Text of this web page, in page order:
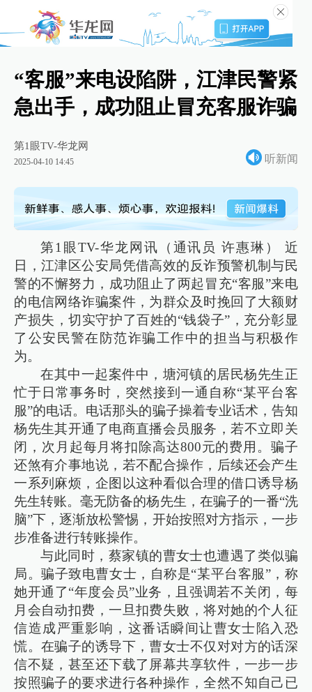
“客服”来电设陷阱，江津民警紧
急出手，成功阻止冒充客服诈骗
第1眼TV-华龙网
2025-04-10 14:45 听新闻
第1眼TV-华龙网讯（通讯员 许惠琳） 近
日，江津区公安局凭借高效的反诈预警机制与民
警的不懈努力，成功阻止了两起冒充“客服”来电
的电信网络诈骗案件，为群众及时挽回了大额财
产损失，切实守护了百姓的“钱袋子”，充分彰显
了公安民警在防范诈骗工作中的担当与积极作
为。​
在其中一起案件中，塘河镇的居民杨先生正
忙于日常事务时，突然接到一通自称“某平台客
服”的电话。电话那头的骗子操着专业话术，告知
杨先生其开通了电商直播会员服务，若不立即关
闭，次月起每月将扣除高达800元的费用。骗子
还煞有介事地说，若不配合操作，后续还会产生
一系列麻烦，企图以这种看似合理的借口诱导杨
先生转账。毫无防备的杨先生，在骗子的一番“洗
脑”下，逐渐放松警惕，开始按照对方指示，一步
步准备进行转账操作。​
与此同时，蔡家镇的曹女士也遭遇了类似骗
局。骗子致电曹女士，自称是“某平台客服”，称
她开通了“年度会员”业务，且强调若不关闭，每
月会自动扣费，一旦扣费失败，将对她的个人征
信造成严重影响，这番话瞬间让曹女士陷入恐
慌。在骗子的诱导下，曹女士不仅对对方的话深
信不疑，甚至还下载了屏幕共享软件，一步一步
按照骗子的要求进行各种操作，全然不知自己已